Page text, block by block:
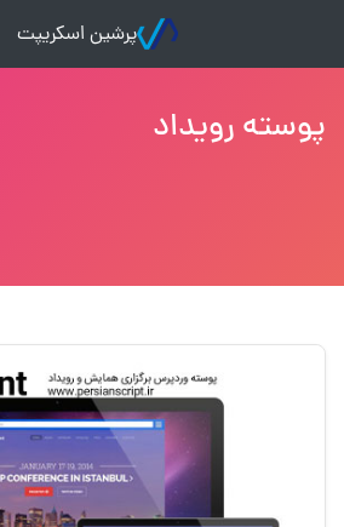
پرشین اسکریپت
پوسته رویداد